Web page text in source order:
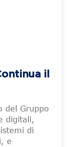
il
del Gruppo
digitali,
di
e